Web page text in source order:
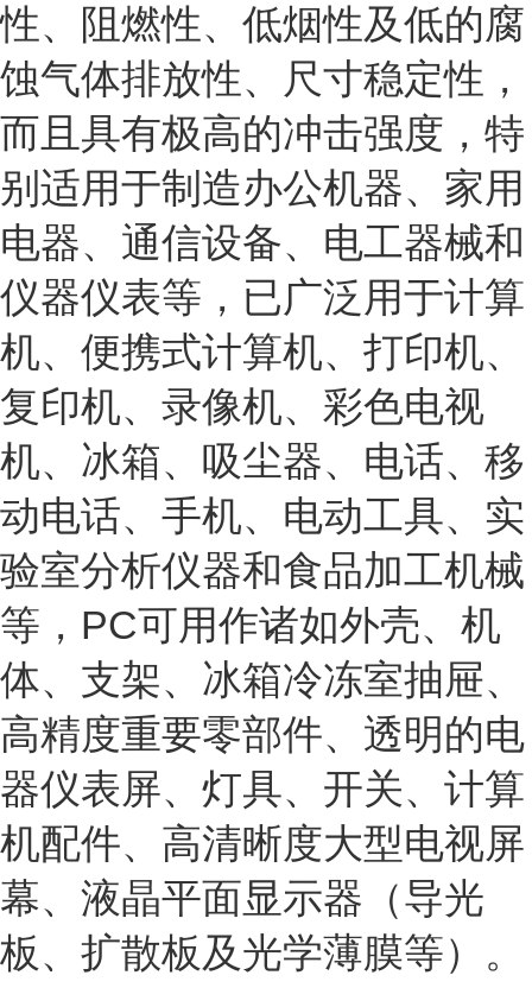
性、阻燃性、低烟性及低的腐
蚀气体排放性、尺寸稳定性，
而且具有极高的冲击强度，特
别适用于制造办公机器、家用
电器、通信设备、电工器械和
仪器仪表等，已广泛用于计算
机、便携式计算机、打印机、
复印机、录像机、彩色电视
机、冰箱、吸尘器、电话、移
动电话、手机、电动工具、实
验室分析仪器和食品加工机械
等，PC可用作诸如外壳、机
体、支架、冰箱冷冻室抽屉、
高精度重要零部件、透明的电
器仪表屏、灯具、开关、计算
机配件、高清晰度大型电视屏
幕、液晶平面显示器（导光
板、扩散板及光学薄膜等）。